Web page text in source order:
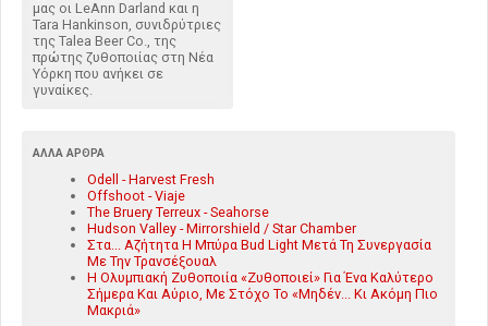
μας οι LeAnn Darland και η
Tara Hankinson, συνιδρύτριες
της Talea Beer Co., της
πρώτης ζυθοποιίας στη Νέα
Υόρκη που ανήκει σε
γυναίκες.
ΆΛΛΑ ΆΡΘΡΑ
Odell - Harvest Fresh
Offshoot - Viaje
The Bruery Terreux - Seahorse
Hudson Valley - Mirrorshield / Star Chamber
Στα... Αζήτητα Η Μπύρα Bud Light Μετά Τη Συνεργασία
Με Την Τρανσέξουαλ
Η Ολυμπιακή Ζυθοποιία «Ζυθοποιεί» Για Ένα Καλύτερο
Σήμερα Και Αύριο, Με Στόχο Το «Μηδέν... Κι Ακόμη Πιο
Μακριά»